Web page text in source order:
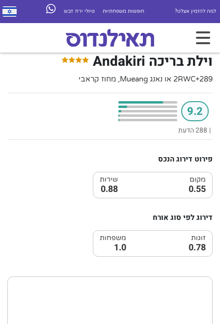
למה להזמין אצלנו? חופשות משפחתיות טיולי ירח דבש
וילת בריכה Andakiri
2RWC+289 או נאנג Mueang, מחוז קראבי
9.2
| 288 הדעת
פירוט דירוג הנכס
מקום
0.55
שירות
0.88
דירוג לפי סוג אורח
זוגות
0.78
משפחות
1.0